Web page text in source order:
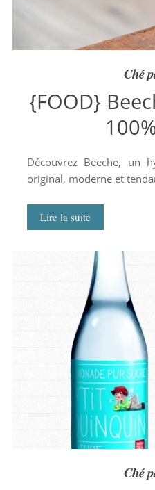
Ché
{FOOD}
Découvrez Beeche, un
original, moderne et
Lire la suite
Ché